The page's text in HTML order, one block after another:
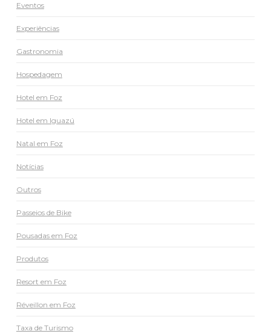
Eventos
Experiências
Gastronomia
Hospedagem
Hotel em Foz
Hotel em Iguazú
Natal em Foz
Notícias
Outros
Passeios de Bike
Pousadas em Foz
Produtos
Resort em Foz
Réveillon em Foz
Taxa de Turismo